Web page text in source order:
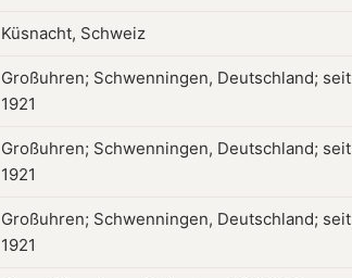
Küsnacht, Schweiz
Großuhren; Schwenningen, Deutschland; seit
1921
Großuhren; Schwenningen, Deutschland; seit
1921
Großuhren; Schwenningen, Deutschland; seit
1921